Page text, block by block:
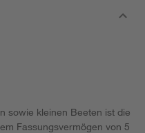
sowie kleinen Beeten ist die
Fassungsvermögen von 5